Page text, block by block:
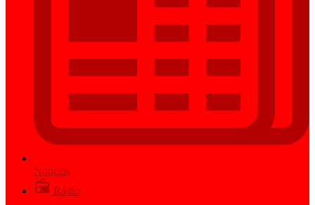
Notícias
Rádio